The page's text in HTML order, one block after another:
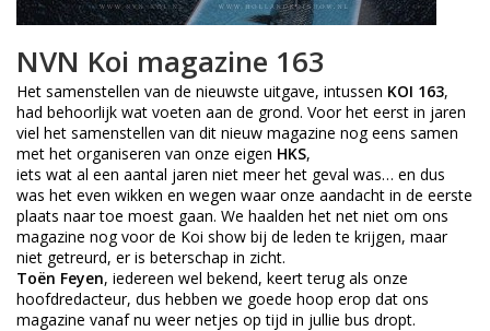
NVN Koi magazine 163
Het samenstellen van de nieuwste uitgave, intussen KOI 163,
had behoorlijk wat voeten aan de grond. Voor het eerst in jaren
viel het samenstellen van dit nieuw magazine nog eens samen
met het organiseren van onze eigen HKS,
iets wat al een aantal jaren niet meer het geval was… en dus
was het even wikken en wegen waar onze aandacht in de eerste
plaats naar toe moest gaan. We haalden het net niet om ons
magazine nog voor de Koi show bij de leden te krijgen, maar
niet getreurd, er is beterschap in zicht.
Toën Feyen, iedereen wel bekend, keert terug als onze
hoofdredacteur, dus hebben we goede hoop erop dat ons
magazine vanaf nu weer netjes op tijd in jullie bus dropt.